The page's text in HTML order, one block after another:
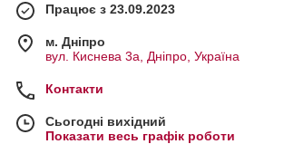
Працює з 23.09.2023
м. Дніпро
вул. Киснева 3а, Дніпро, Україна
Контакти
Сьогодні вихідний
Показати весь графік роботи